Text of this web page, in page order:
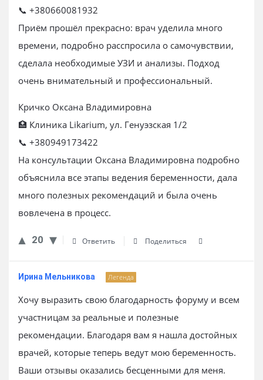
📞 +380660081932
Приём прошёл прекрасно: врач уделила много
времени, подробно расспросила о самочувствии,
сделала необходимые УЗИ и анализы. Подход
очень внимательный и профессиональный.
Кричко Оксана Владимировна
🏥 Клиника Likarium, ул. Генуэзская 1/2
📞 +380949173422
На консультации Оксана Владимировна подробно
объяснила все этапы ведения беременности, дала
много полезных рекомендаций и была очень
вовлечена в процесс.
20 Ответить Поделиться
Ирина Мельникова Легенда
Хочу выразить свою благодарность форуму и всем
участницам за реальные и полезные
рекомендации. Благодаря вам я нашла достойных
врачей, которые теперь ведут мою беременность.
Ваши отзывы оказались бесценными для меня.